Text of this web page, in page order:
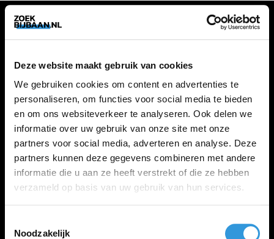
Deze website maakt gebruik van cookies
We gebruiken cookies om content en advertenties te
personaliseren, om functies voor social media te bieden
en om ons websiteverkeer te analyseren. Ook delen we
informatie over uw gebruik van onze site met onze
partners voor social media, adverteren en analyse. Deze
partners kunnen deze gegevens combineren met andere
informatie die u aan ze heeft verstrekt of die ze hebben
verzameld op basis van uw gebruik van hun services.
Noodzakelijk
ZOEKBIJBAAN
FAQ
Kennis maken met MELON
VACATURES
Alle vacatures